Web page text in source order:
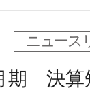
ニュース
期 決算